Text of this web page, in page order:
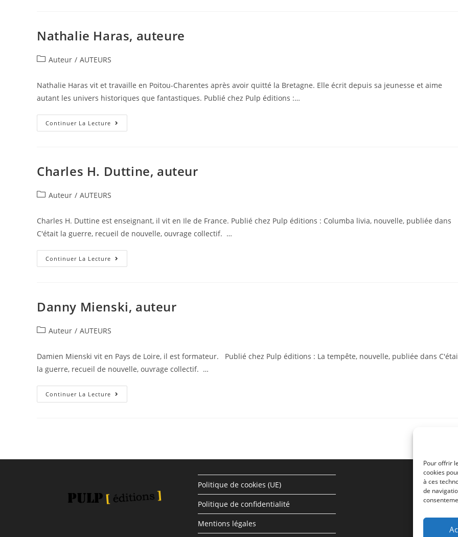
Pour offrir
cookies
à ces
de
Nathalie Haras, auteure
Auteur / AUTEURS
Nathalie Haras vit et travaille en Poitou-Charentes après avoir quitté la Bretagne. Elle écrit depuis sa jeunesse et aime
autant les univers historiques que fantastiques. Publié chez Pulp éditions :…
Continuer La Lecture
Charles H. Duttine, auteur
Auteur / AUTEURS
Charles H. Duttine est enseignant, il vit en Ile de France. Publié chez Pulp éditions : Columba livia, nouvelle, publiée dans
C'était la guerre, recueil de nouvelle, ouvrage collectif. …
Continuer La Lecture
Danny Mienski, auteur
Auteur / AUTEURS
Damien Mienski vit en Pays de Loire, il est formateur. Publié chez Pulp éditions : La tempête, nouvelle, publiée dans
la guerre, recueil de nouvelle, ouvrage collectif. …
Continuer La Lecture
Politique de cookies (UE)
Politique de confidentialité
Mentions légales